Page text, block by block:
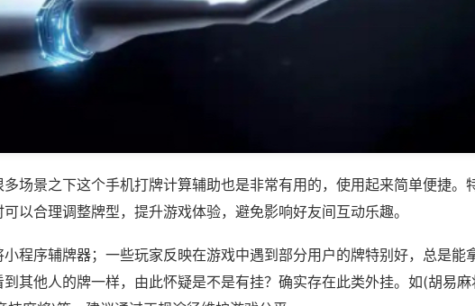
多场景之下这个手机打牌计算辅助也是非常有用的，使用起来简单便捷。
以合理调整牌型，提升游戏体验，避免影响好友间互动乐趣。
程序辅牌器；一些玩家反映在游戏中遇到部分用户的牌特别好，总是能
其他人的牌一样，由此怀疑是不是有挂？确实存在此类外挂。如(胡易